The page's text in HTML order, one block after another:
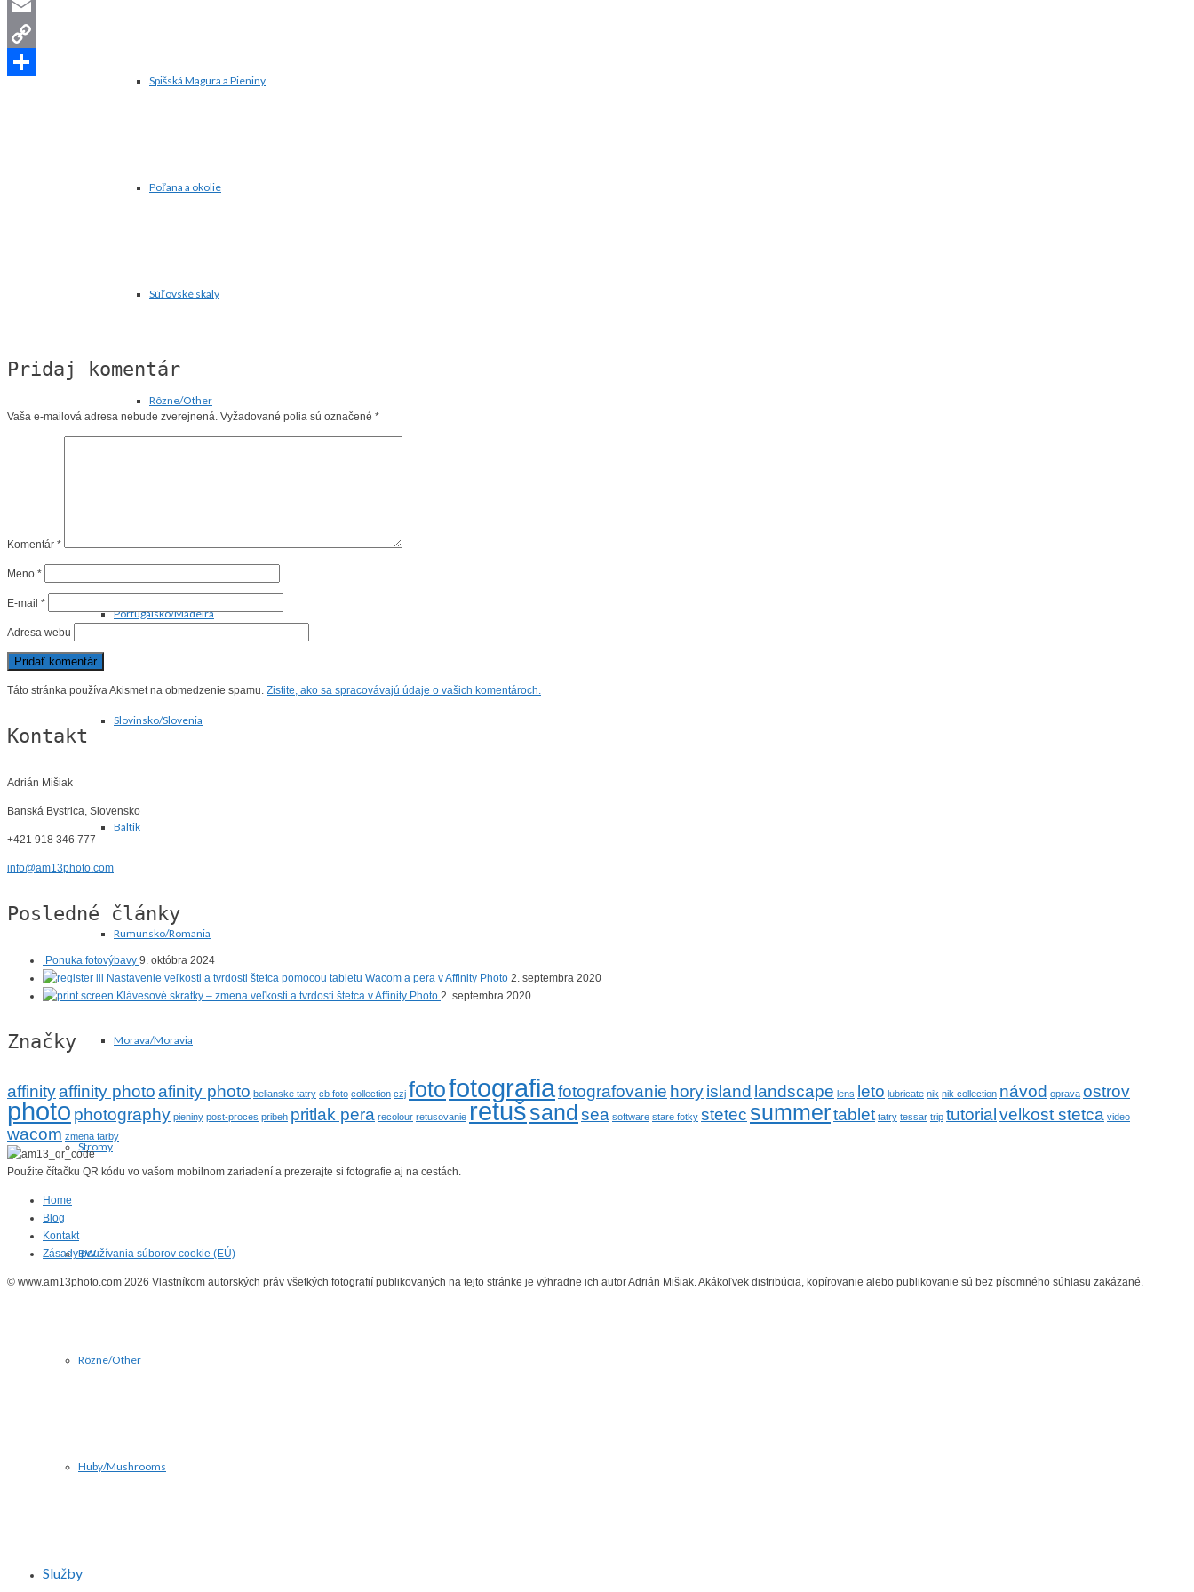
Spišská Magura a Pieniny
Poľana a okolie
Súľovské skaly
Rôzne/Other
Portugalsko/Madeira
Slovinsko/Slovenia
Baltik
Rumunsko/Romania
Morava/Moravia
Stromy
BW
Rôzne/Other
Huby/Mushrooms
Služby
LinkedIn
Email
Copy
Pridaj komentár
Vaša e-mailová adresa nebude zverejnená. Vyžadované polia sú označené *
Komentár *
Meno *
E-mail *
Adresa webu
Táto stránka používa Akismet na obmedzenie spamu. Zistite, ako sa spracovávajú údaje o vašich komentároch.
Kontakt
Adrián Mišiak
Banská Bystrica, Slovensko
+421 918 346 777
info@am13photo.com
Posledné články
Ponuka fotovýbavy 9. októbra 2024
Nastavenie veľkosti a tvrdosti štetca pomocou tabletu Wacom a pera v Affinity Photo 2. septembra 2020
Klávesové skratky – zmena veľkosti a tvrdosti štetca v Affinity Photo 2. septembra 2020
Značky
affinityaffinity photoafinity photo belianske tatry cb foto collection czj fotofotografiafotografovanie horyisland landscape lens leto lubricate nik nik collection návod oprava ostrov
photo photography pieniny post-proces pribeh pritlak pera recolour retusovanie retušsand sea software stare fotky stetec summertablet tatry tessar trip tutorial velkost stetca video
wacom zmena farby
Použite čítačku QR kódu vo vašom mobilnom zariadení a prezerajte si fotografie aj na cestách.
Home
Blog
Kontakt
Zásady používania súborov cookie (EÚ)
© www.am13photo.com 2026 Vlastníkom autorských práv všetkých fotografií publikovaných na tejto stránke je výhradne ich autor Adrián Mišiak. Akákoľvek distribúcia, kopírovanie alebo publikovanie sú bez písomného súhlasu zakázané.